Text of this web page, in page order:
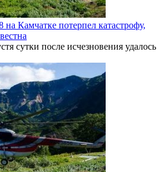
Камчатке потерпел катастрофу,
сутки после исчезновения удалось